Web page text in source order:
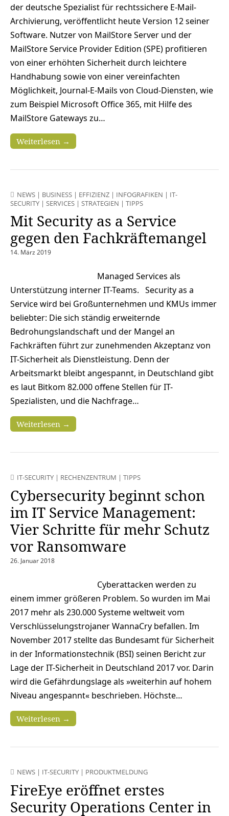
der deutsche Spezialist für rechtssichere E-Mail-
Archivierung, veröffentlicht heute Version 12 seiner
Software. Nutzer von MailStore Server und der
MailStore Service Provider Edition (SPE) profitieren
von einer erhöhten Sicherheit durch leichtere
Handhabung sowie von einer vereinfachten
Möglichkeit, Journal-E-Mails von Cloud-Diensten, wie
zum Beispiel Microsoft Office 365, mit Hilfe des
MailStore Gateways zu…
Weiterlesen →
NEWS | BUSINESS | EFFIZIENZ | INFOGRAFIKEN | IT-
SECURITY | SERVICES | STRATEGIEN | TIPPS
Mit Security as a Service
gegen den Fachkräftemangel
14. März 2019
Managed Services als
Unterstützung interner IT-Teams. Security as a
Service wird bei Großunternehmen und KMUs immer
beliebter: Die sich ständig erweiternde
Bedrohungslandschaft und der Mangel an
Fachkräften führt zur zunehmenden Akzeptanz von
IT-Sicherheit als Dienstleistung. Denn der
Arbeitsmarkt bleibt angespannt, in Deutschland gibt
es laut Bitkom 82.000 offene Stellen für IT-
Spezialisten, und die Nachfrage…
Weiterlesen →
IT-SECURITY | RECHENZENTRUM | TIPPS
Cybersecurity beginnt schon
im IT Service Management:
Vier Schritte für mehr Schutz
vor Ransomware
26. Januar 2018
Cyberattacken werden zu
einem immer größeren Problem. So wurden im Mai
2017 mehr als 230.000 Systeme weltweit vom
Verschlüsselungstrojaner WannaCry befallen. Im
November 2017 stellte das Bundesamt für Sicherheit
in der Informationstechnik (BSI) seinen Bericht zur
Lage der IT-Sicherheit in Deutschland 2017 vor. Darin
wird die Gefährdungslage als »weiterhin auf hohem
Niveau angespannt« beschrieben. Höchste…
Weiterlesen →
NEWS | IT-SECURITY | PRODUKTMELDUNG
FireEye eröffnet erstes
Security Operations Center in